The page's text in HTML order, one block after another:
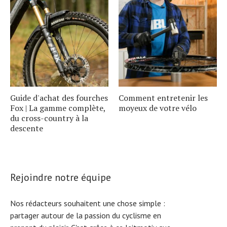
Guide d'achat des fourches
Fox | La gamme complète,
du cross-country à la
descente
Comment entretenir les
moyeux de votre vélo
Rejoindre notre équipe
Nos rédacteurs souhaitent une chose simple :
partager autour de la passion du cyclisme en